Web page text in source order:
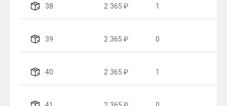
38 2 365 ₽ 1
39 2 365 ₽ 0
40 2 365 ₽ 1